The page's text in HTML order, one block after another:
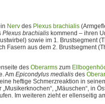
Nerv des Plexus brachialis
Plexus brachialis kommend – ihren
sowie im 1. Brustsegment
Fasern aus dem 2. Brustsegment
des Oberarms zum
Am Epicondylus medialis des
heftige Schmerzreaktion in
„Mäuschen“, in
Im weiteren zieht er ellenseitig